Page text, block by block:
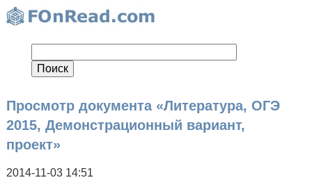
Просмотр документа «Литература, ОГЭ
2015, Демонстрационный вариант,
проект»
2014-11-03 14:51